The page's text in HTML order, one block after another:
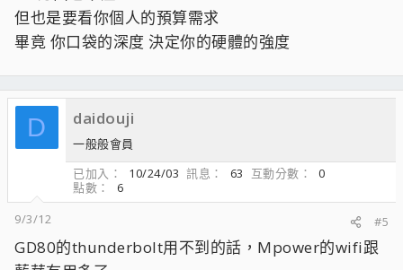
但也是要看你個人的預算需求
畢竟 你口袋的深度 決定你的硬體的強度
D daidouji
一般般會員
已加入
10/24/03 訊息 63 互動分數
0
點數
6
9/3/12
#5
GD80的thunderbolt用不到的話，Mpower的wifi跟